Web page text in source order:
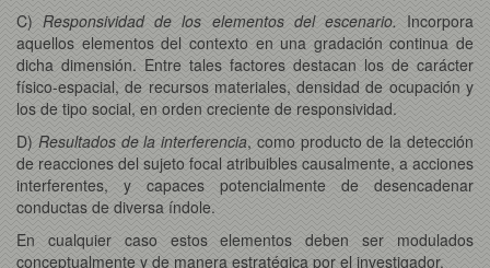
C) Responsividad de los elementos del escenario. Incorpora
aquellos elementos del contexto en una gradación continua de
dicha dimensión. Entre tales factores destacan los de carácter
físico-espacial, de recursos materiales, densidad de ocupación y
los de tipo social, en orden creciente de responsividad.
D) Resultados de la interferencia, como producto de la detección
de reacciones del sujeto focal atribuibles causalmente, a acciones
interferentes, y capaces potencialmente de desencadenar
conductas de diversa índole.
En cualquier caso estos elementos deben ser modulados
conceptualmente y de manera estratégica por el investigador.